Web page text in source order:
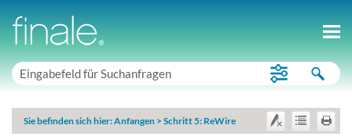
Sie befinden sich hier:Anfangen > Schritt 5: ReWire